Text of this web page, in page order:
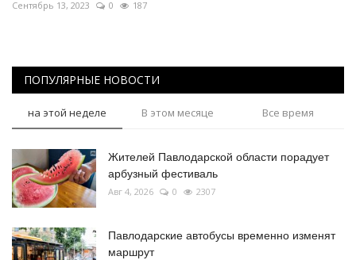
Сентябрь 13, 2023 0 187
ПОПУЛЯРНЫЕ НОВОСТИ
на этой неделе В этом месяце Все время
Жителей Павлодарской области порадует
арбузный фестиваль
Авг 4, 2026 0 2307
Павлодарские автобусы временно изменят
маршрут